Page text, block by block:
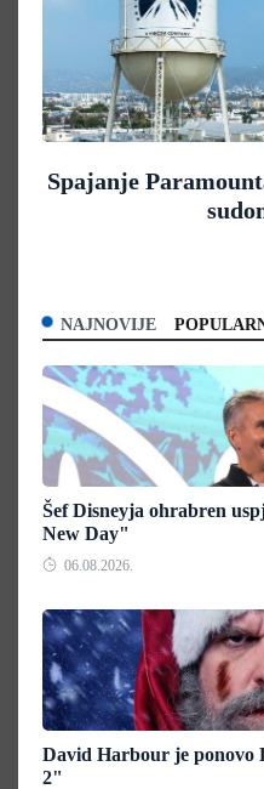
Spajanje
NAJNOVIJE
Šef Disneyja ohrabren
New Day"
06.08.2026.
David Harbour je
2"